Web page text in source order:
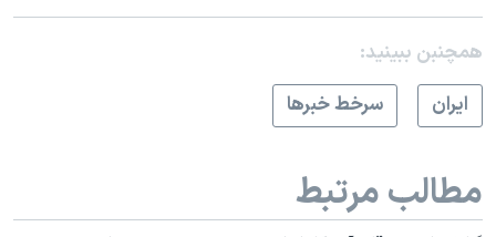
همچنبن ببینید:
ايران
سرخط خبرها
مطالب مرتبط